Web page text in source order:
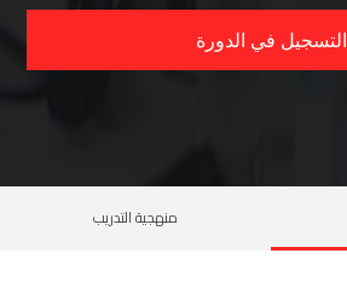
التسجيل في الدورة
منهجية التدريب